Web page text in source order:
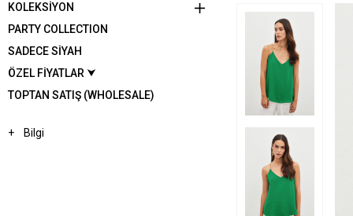
KOLEKSİYON
PARTY COLLECTION
SADECE SİYAH
ÖZEL FİYATLAR ⮟
TOPTAN SATIŞ (WHOLESALE)
Bilgi